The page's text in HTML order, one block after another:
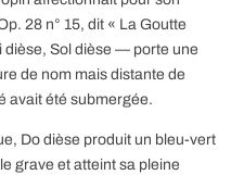
28 n° 15, dit « La Goutte
dièse, Sol dièse — porte une
de nom mais distante de
avait été submergée.
Do dièse produit un bleu-vert
grave et atteint sa pleine